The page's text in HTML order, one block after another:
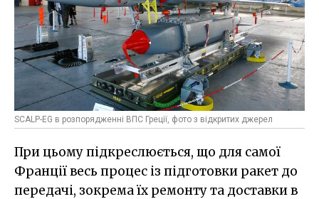
SCALP-EG в розпорядженні ВПС Греції, фото з відкритих джерел
При цьому підкреслюється, що для самої
Франції весь процес із підготовки ракет до
передачі, зокрема їх ремонту та доставки в